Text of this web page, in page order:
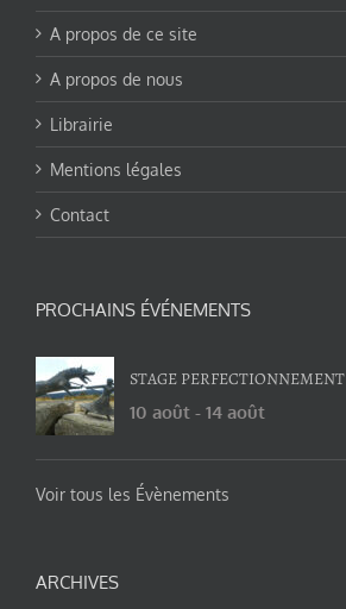
A propos de ce site
A propos de nous
Librairie
Mentions légales
Contact
PROCHAINS ÉVÉNEMENTS
STAGE PERFECTIONNEMENT
10 août - 14 août
Voir tous les Évènements
ARCHIVES